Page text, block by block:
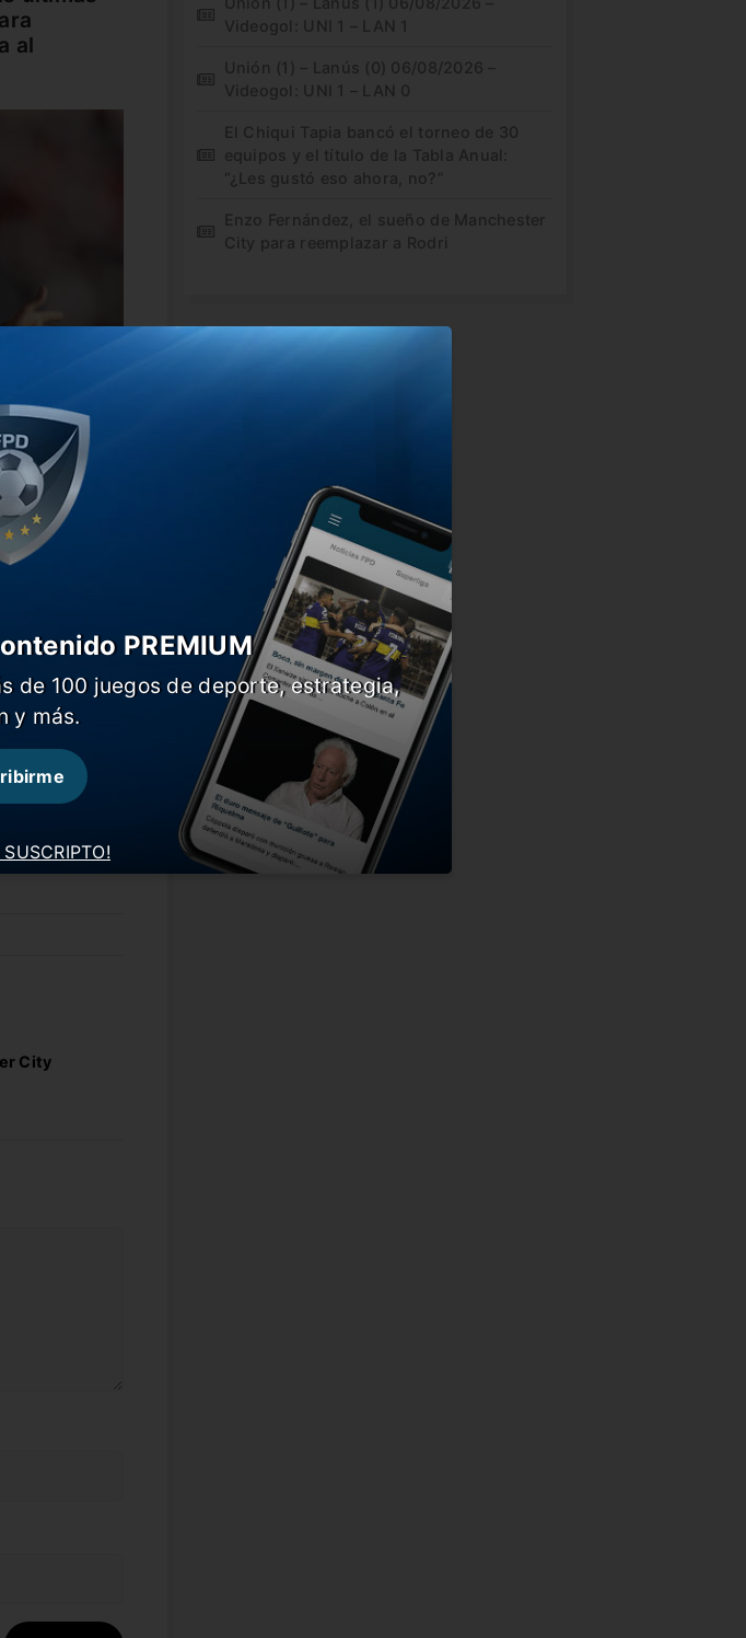
al
City de Pep
el oriundo
a
de los
buena
dejará un
hueco
City
Videogol: UNI 1 – LAN 1
Unión (1) – Lanús (0) 06/08/2026 –
Videogol: UNI 1 – LAN 0
El Chiqui Tapia bancó el torneo de 30
equipos y el título de la Tabla Anual:
“¿Les gustó eso ahora, no?”
Enzo Fernández, el sueño de Manchester
City para reemplazar a Rodri
PREMIUM
de 100 juegos de deporte, estrategia,
y más.